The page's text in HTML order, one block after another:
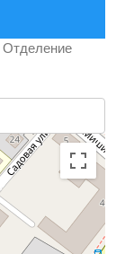
Отделение